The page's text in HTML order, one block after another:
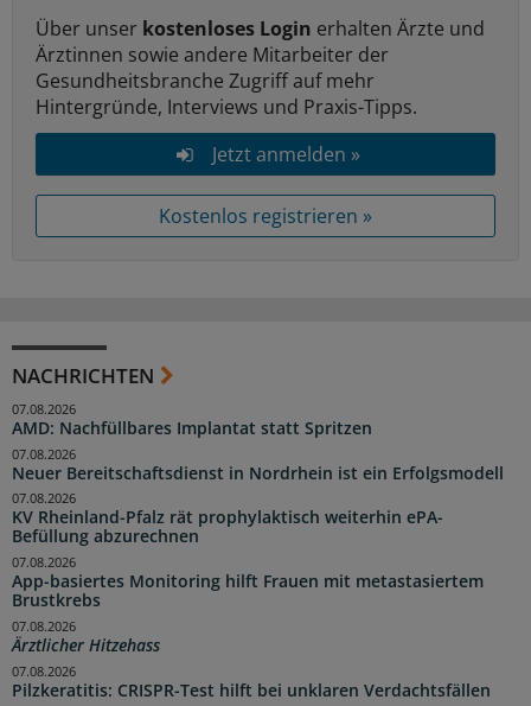
Über unser kostenloses Login erhalten Ärzte und
Ärztinnen sowie andere Mitarbeiter der
Gesundheitsbranche Zugriff auf mehr
Hintergründe, Interviews und Praxis-Tipps.
Jetzt anmelden »
Kostenlos registrieren »
NACHRICHTEN
AMD: Nachfüllbares Implantat statt Spritzen
07.08.2026
Neuer Bereitschaftsdienst in Nordrhein ist ein Erfolgsmodell
07.08.2026
KV Rheinland-Pfalz rät prophylaktisch weiterhin ePA-
Befüllung abzurechnen
07.08.2026
App-basiertes Monitoring hilft Frauen mit metastasiertem
Brustkrebs
07.08.2026
Ärztlicher Hitzehass
07.08.2026
Pilzkeratitis: CRISPR-Test hilft bei unklaren Verdachtsfällen
07.08.2026